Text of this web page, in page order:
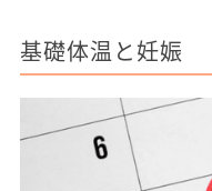
基礎体温と妊娠